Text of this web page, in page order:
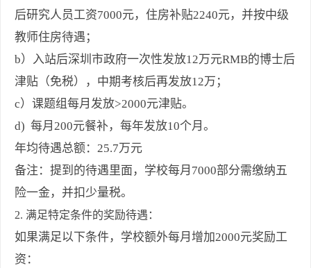
后研究人员工资7000元，住房补贴2240元，并按中级
教师住房待遇；
b）入站后深圳市政府一次性发放12万元RMB的博士后
津贴（免税），中期考核后再发放12万；
c）课题组每月发放>2000元津贴。
d) 每月200元餐补，每年发放10个月。
年均待遇总额：25.7万元
备注：提到的待遇里面，学校每月7000部分需缴纳五
险一金，并扣少量税。
2. 满足特定条件的奖励待遇：
如果满足以下条件，学校额外每月增加2000元奖励工
资：